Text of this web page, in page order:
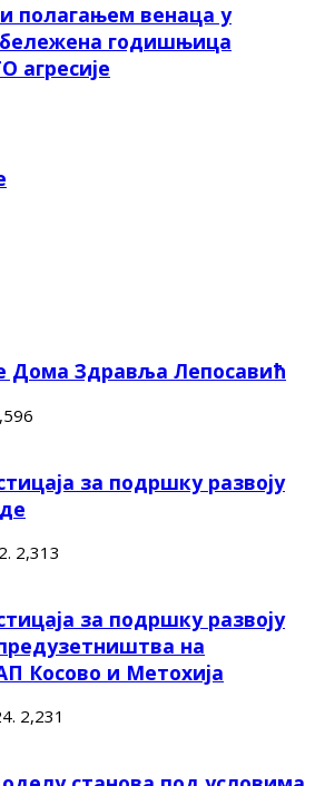
полагањем венаца у
годишњица
агресије
Дома Здравља Лепосавић
за подршку развоју
2,313
за подршку развоју
на
Косово и Метохија
2,231